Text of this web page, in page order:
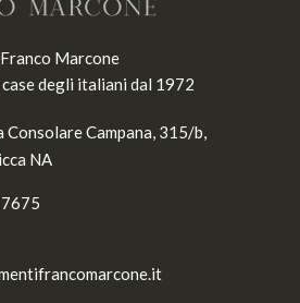
Marcone
degli italiani dal 1972
Consolare Campana, 315/b,
NA